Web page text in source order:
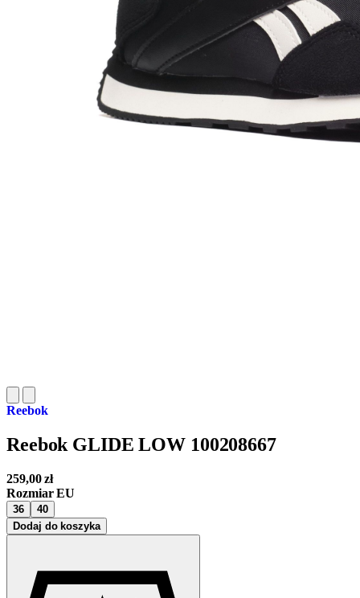
Reebok
Reebok GLIDE LOW 100208667
259,00zł
Rozmiar EU
36
40
Dodaj do koszyka